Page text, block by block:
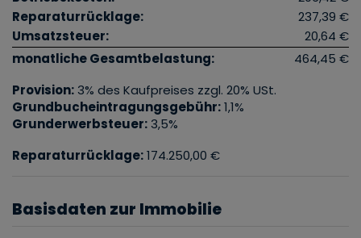
Reparaturrücklage:
237,39 €
Umsatzsteuer:
20,64 €
monatliche Gesamtbelastung:
464,45 €
Provision: 3% des Kaufpreises zzgl. 20% USt.
Grundbucheintragungsgebühr:1,1%
Grunderwerbsteuer: 3,5%
Reparaturrücklage:174.250,00 €
Basisdaten zur Immobilie